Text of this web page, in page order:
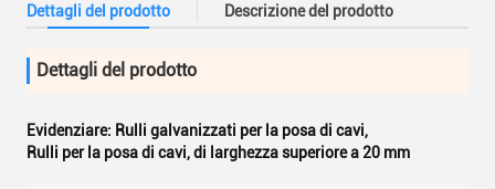
Dettagli del prodotto Descrizione del prodotto
Dettagli del prodotto
Evidenziare: Rulli galvanizzati per la posa di cavi,
Rulli per la posa di cavi,di larghezza superiore a 20 mm